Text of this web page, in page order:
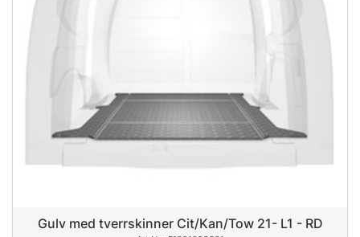
Gulv med tverrskinner Cit/Kan/Tow 21- L1 - RD